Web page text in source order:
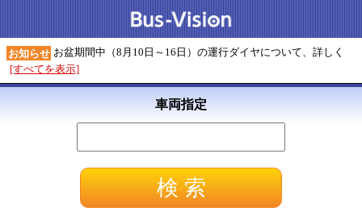
お知らせ お盆期間中（8月10日～16日）の運行ダイヤについて、詳しく
[すべてを表示]
車両指定